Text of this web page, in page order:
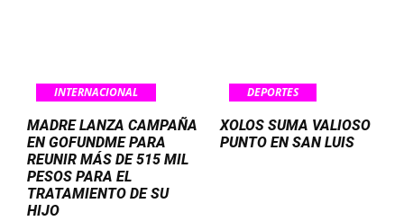
INTERNACIONAL
MADRE LANZA CAMPAÑA
EN GOFUNDME PARA
REUNIR MÁS DE 515 MIL
PESOS PARA EL
TRATAMIENTO DE SU
HIJO
DEPORTES
XOLOS SUMA VALIOSO
PUNTO EN SAN LUIS